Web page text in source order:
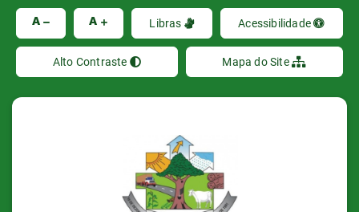
A A Libras Acessibilidade
Alto Contraste Mapa do Site